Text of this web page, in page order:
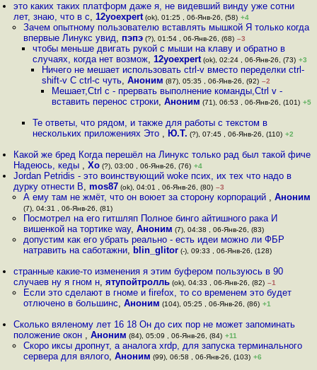
это каких таких платформ даже я, не видевший винду уже сотни
лет, знаю, что в c,12yoexpert (ok), 01:25 , 06-Янв-26, (58) +4
Зачем опытному пользователю вставлять мышкой Я только когда
впервые Линукс увид, пэпэ(?), 01:54 , 06-Янв-26, (68) –3
чтобы меньше двигать рукой с мыши на клаву и обратно в
случаях, когда нет возмож, 12yoexpert(ok), 02:24 , 06-Янв-26, (73) +3
Ничего не мешает использовать ctrl-v вместо переделки ctrl-
shift-v С ctrl-c чуть,Аноним (87), 05:35 , 06-Янв-26, (92) –2
Мешает,Ctrl c - прервать выполнение команды,Ctrl v -
вставить перенос строки, Аноним (71), 06:53 , 06-Янв-26, (101) +5
Те ответы, что рядом, и также для работы с текстом в
нескольких приложениях Это , Ю.Т. (?), 07:45 , 06-Янв-26, (110) +2
Какой же бред Когда перешёл на Линукс только рад был такой фиче
Надеюсь, кеды ,Xo (?), 03:00 , 06-Янв-26, (76) +4
Jordan Petridis - это воинствующий woke псих, их тех что надо в
дурку отнести В,mos87 (ok), 04:01 , 06-Янв-26, (80) –3
А ему там не жмёт, что он воюет за сторону корпораций , Аноним
(7), 04:31 , 06-Янв-26, (81)
Посмотрел на его гитшляп Полное бинго айтишного рака И
вишенкой на тортике way, Аноним (7), 04:38 , 06-Янв-26, (83)
допустим как его убрать реально - есть идеи можно ли ФБР
натравить на саботажни, blin_glitor(-), 09:33 , 06-Янв-26, (128)
странные какие-то изменения я этим буфером пользуюсь в 90
случаев ну я гном н,ятупойтролль (ok), 04:33 , 06-Янв-26, (82) –1
Если это сделают в гноме и firefox, то со временем это будет
отлючено в большинс, Аноним (104), 05:25 , 06-Янв-26, (86) +1
Сколько вялeнoму лет 16 18 Он до сих пор не может запоминать
положение окон ,Аноним (84), 05:09 , 06-Янв-26, (84) +11
Скоро иксы дропнут, а аналога xrdp, для запуска терминального
сервера для вялого, Аноним (99), 06:58 , 06-Янв-26, (103) +6